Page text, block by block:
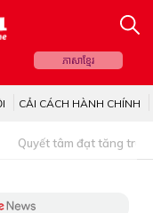
ភាសាខ្មែរ
CẢI CÁCH HÀNH CHÍNH
Quyết tâm đạt tăng